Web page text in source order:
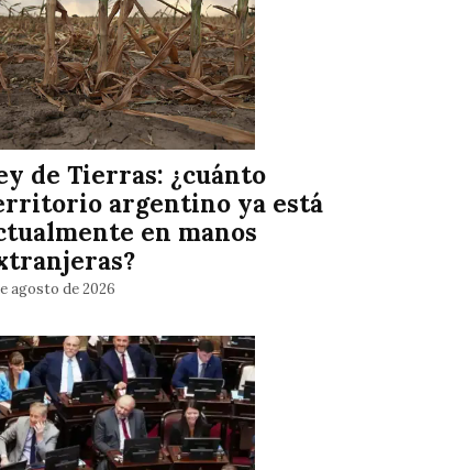
de Tierras: ¿cuánto
argentino ya está
en manos
agosto de 2026